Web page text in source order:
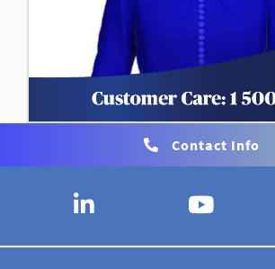
Contact Info